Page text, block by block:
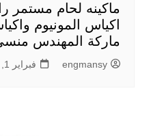
ماكينه لحام مستمر
ماركة المهندس
engmansy فبراير 1, 2023